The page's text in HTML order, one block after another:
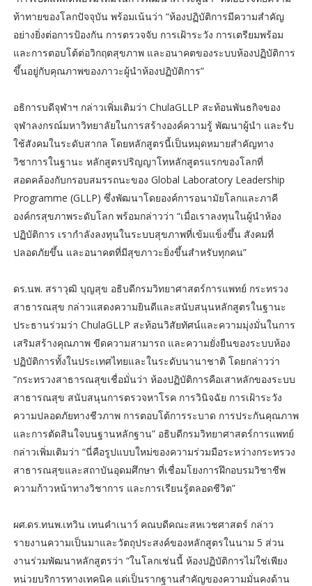
ท้าทายของโลกปัจจุบัน พร้อมเน้นว่า “ห้องปฏิบัติการมีความสำคัญ
อย่างยิ่งต่อการป้องกัน การตรวจจับ การเฝ้าระวัง การเตรียมพร้อม
และการตอบโต้ต่อวิกฤตสุขภาพ และอนาคตของระบบห้องปฏิบัติการ
ขึ้นอยู่กับคุณภาพของภาวะผู้นำห้องปฏิบัติการ”
อธิการบดีจุฬาฯ กล่าวเพิ่มเติมว่า ChulaGLLP สะท้อนพันธกิจของ
จุฬาลงกรณ์มหาวิทยาลัยในการสร้างองค์ความรู้ พัฒนาผู้นำ และรับ
ใช้สังคมในระดับสากล โดยหลักสูตรนี้เป็นหมุดหมายสำคัญทาง
วิชาการในฐานะ หลักสูตรปริญญาโทหลักสูตรแรกของโลกที่
สอดคล้องกับกรอบสมรรถนะของ Global Laboratory Leadership
Programme (GLLP) ซึ่งพัฒนาโดยองค์การอนามัยโลกและภาคี
องค์กรสุขภาพระดับโลก พร้อมกล่าวว่า “เมื่อเราลงทุนในผู้นำห้อง
ปฏิบัติการ เรากำลังลงทุนในระบบสุขภาพที่เข้มแข็งขึ้น สังคมที่
ปลอดภัยขึ้น และอนาคตที่มีสุขภาวะยิ่งขึ้นสำหรับทุกคน”
ดร.นพ. สราวุฒิ บุญสุข อธิบดีกรมวิทยาศาสตร์การแพทย์ กระทรวง
สาธารณสุข กล่าวแสดงความยินดีและสนับสนุนหลักสูตรในฐานะ
ประธานร่วมว่า ChulaGLLP สะท้อนวิสัยทัศน์และความมุ่งมั่นในการ
เสริมสร้างคุณภาพ ขีดความสามารถ และความยั่งยืนของระบบห้อง
ปฏิบัติการทั้งในประเทศไทยและในระดับนานาชาติ โดยกล่าวว่า
“กระทรวงสาธารณสุขเชื่อมั่นว่า ห้องปฏิบัติการคือเสาหลักของระบบ
สาธารณสุข สนับสนุนการตรวจหาโรค การวินิจฉัย การเฝ้าระวัง
ความปลอดภัยทางชีวภาพ การตอบโต้การระบาด การประกันคุณภาพ
และการตัดสินใจบนฐานหลักฐาน” อธิบดีกรมวิทยาศาสตร์การแพทย์
กล่าวเพิ่มเติมว่า “นี่คือรูปแบบใหม่ของความร่วมมือระหว่างกระทรวง
สาธารณสุขและสถาบันอุดมศึกษา ที่เชื่อมโยงการฝึกอบรมวิชาชีพ
ความก้าวหน้าทางวิชาการ และการเรียนรู้ตลอดชีวิต”
ผศ.ดร.ทนพ.เทวิน เทนคำเนาว์ คณบดีคณะสหเวชศาสตร์ กล่าว
รายงานความเป็นมาและวัตถุประสงค์ของหลักสูตรในนาม 5 ส่วน
งานร่วมพัฒนาหลักสูตรว่า “ในโลกเช่นนี้ ห้องปฏิบัติการไม่ใช่เพียง
หน่วยบริการทางเทคนิค แต่เป็นรากฐานสำคัญของความมั่นคงด้าน